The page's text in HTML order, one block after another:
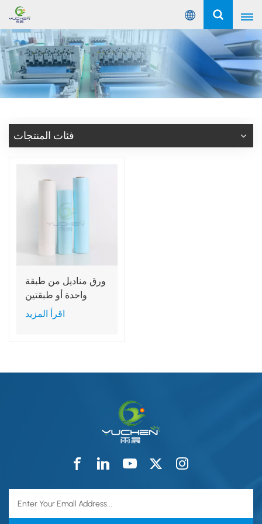
عربي
English
Русский
Español
فئات المنتجات
ورق مناديل من طبقة
واحدة أو طبقتين
مغلف بغشاء من
البولي إيثيلين
اقرأ المزيد